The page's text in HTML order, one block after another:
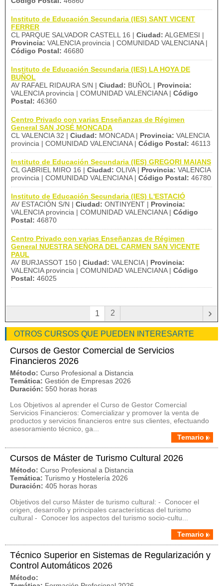
Instituto de Educación Secundaria (IES) SANT VICENT
FERRER
CL PARQUE SALVADOR CASTELL 16 | Ciudad: ALGEMESI |
Provincia: VALENCIA provincia | COMUNIDAD VALENCIANA |
Código Postal: 46680
Instituto de Educación Secundaria (IES) LA HOYA DE
BUÑOL
AV RAFAEL RIDAURA S/N | Ciudad: BUÑOL | Provincia:
VALENCIA provincia | COMUNIDAD VALENCIANA | Código
Postal: 46360
Centro Privado con varias Enseñanzas de Régimen
General SAN JOSÉ MONCADA
CL VALENCIA 32 | Ciudad: MONCADA | Provincia: VALENCIA
provincia | COMUNIDAD VALENCIANA | Código Postal: 46113
Instituto de Educación Secundaria (IES) GREGORI MAIANS
CL GABRIEL MIRO 16 | Ciudad: OLIVA | Provincia: VALENCIA
provincia | COMUNIDAD VALENCIANA | Código Postal: 46780
Instituto de Educación Secundaria (IES) L'ESTACIÓ
AV ESTACIÓN S/N | Ciudad: ONTINYENT | Provincia:
VALENCIA provincia | COMUNIDAD VALENCIANA | Código
Postal: 46870
Centro Privado con varias Enseñanzas de Régimen
General NUESTRA SEÑORA DEL CARMEN SAN VICENTE
PAUL
AV BURJASSOT 150 | Ciudad: VALENCIA | Provincia:
VALENCIA provincia | COMUNIDAD VALENCIANA | Código
Postal: 46025
1 2 ›
OTROS CURSOS QUE PUEDEN INTERESARTE
Cursos de Gestor Comercial de Servicios
Financieros 2026
Método: Curso Profesional a Distancia
Temática: Gestión de Empresas 2026
Duración: 550 horas horas
Los Objetivos al aprender el Curso de Gestor Comercial
Servicios Financieros: Comercializar y promover la venta de
productos y servicios financieros entre sus clientes, efectuando
asesoramiento técnico, ga...
Temario
Cursos de Máster de Turismo Cultural 2026
Método: Curso Profesional a Distancia
Temática: Turismo y Hostelería 2026
Duración: 405 horas horas
Objetivos del curso Máster de turismo cultural: - Conocer el
origen, desarrollo y principales características del turismo
cultural - Conocer los aspectos del turismo socio-cultu...
Temario
Técnico Superior en Sistemas de Regularización y
Control Automáticos 2026
Método: